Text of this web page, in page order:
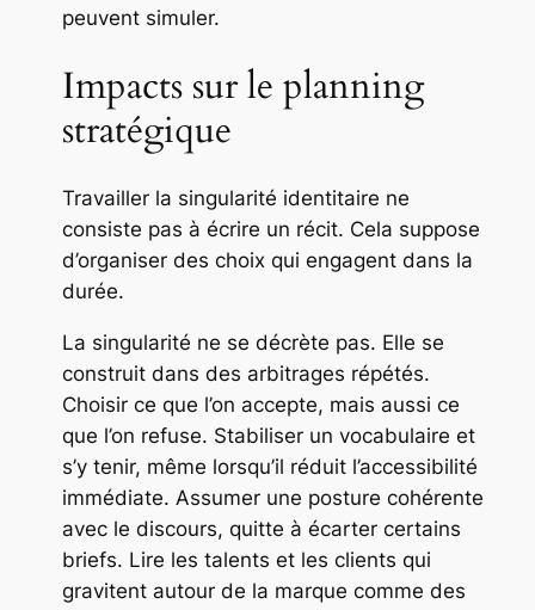
peuvent simuler.
Impacts sur le planning
stratégique
Travailler la singularité identitaire ne
consiste pas à écrire un récit. Cela suppose
d’organiser des choix qui engagent dans la
durée.
La singularité ne se décrète pas. Elle se
construit dans des arbitrages répétés.
Choisir ce que l’on accepte, mais aussi ce
que l’on refuse. Stabiliser un vocabulaire et
s’y tenir, même lorsqu’il réduit l’accessibilité
immédiate. Assumer une posture cohérente
avec le discours, quitte à écarter certains
briefs. Lire les talents et les clients qui
gravitent autour de la marque comme des